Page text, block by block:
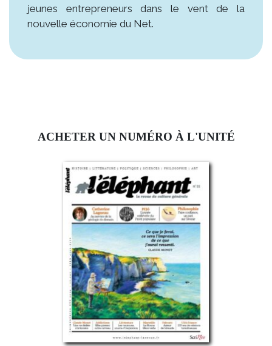
jeunes entrepreneurs dans le vent de la
nouvelle économie du Net.
ACHETER UN NUMÉRO À L'UNITÉ